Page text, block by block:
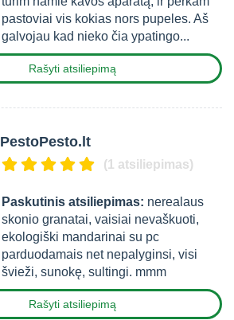
pastoviai vis kokias nors pupeles. Aš
galvojau kad nieko čia ypatingo...
Rašyti atsiliepimą
PestoPesto.lt
(1 atsiliepimas)
Paskutinis atsiliepimas: nerealaus
skonio granatai, vaisiai nevaškuoti,
ekologiški mandarinai su pc
parduodamais net nepalyginsi, visi
švieži, sunokę, sultingi. mmm
Rašyti atsiliepimą